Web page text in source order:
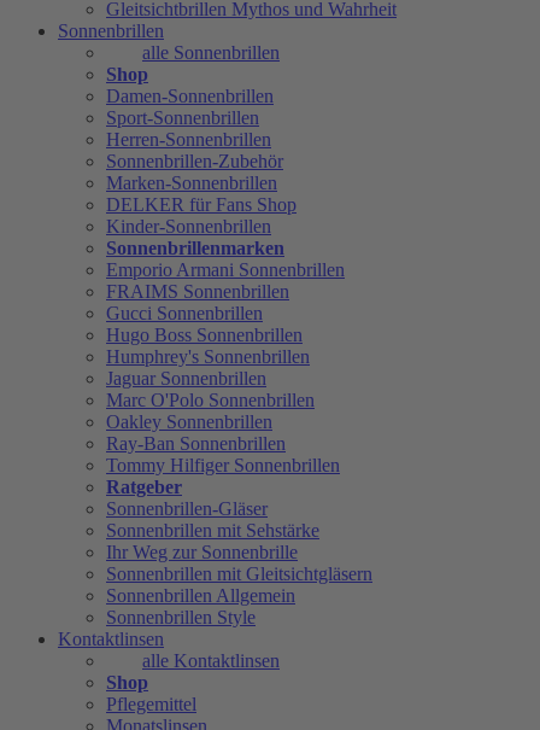
Gleitsichtbrillen Mythos und Wahrheit
Sonnenbrillen
alle Sonnenbrillen
Shop
Damen-Sonnenbrillen
Sport-Sonnenbrillen
Herren-Sonnenbrillen
Sonnenbrillen-Zubehör
Marken-Sonnenbrillen
DELKER für Fans Shop
Kinder-Sonnenbrillen
Sonnenbrillenmarken
Emporio Armani Sonnenbrillen
FRAIMS Sonnenbrillen
Gucci Sonnenbrillen
Hugo Boss Sonnenbrillen
Humphrey's Sonnenbrillen
Jaguar Sonnenbrillen
Marc O'Polo Sonnenbrillen
Oakley Sonnenbrillen
Ray-Ban Sonnenbrillen
Tommy Hilfiger Sonnenbrillen
Ratgeber
Sonnenbrillen-Gläser
Sonnenbrillen mit Sehstärke
Ihr Weg zur Sonnenbrille
Sonnenbrillen mit Gleitsichtgläsern
Sonnenbrillen Allgemein
Sonnenbrillen Style
Kontaktlinsen
alle Kontaktlinsen
Shop
Pflegemittel
Monatslinsen